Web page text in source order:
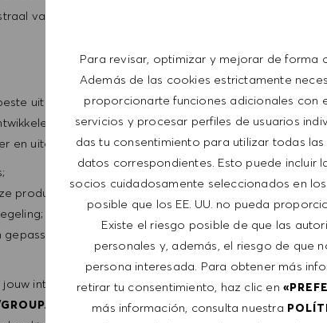
Para revisar, optimizar y mejorar de forma
Además de las cookies estrictamente
proporcionarte funciones adicionales con
servicios y procesar perfiles de usuarios
das tu consentimiento para utilizar todas
datos correspondientes. Esto puede incluir
socios cuidadosamente seleccionados en los
posible que los EE. UU. no pueda
Existe el riesgo posible de que las
personales y, además, el riesgo de que
persona interesada. Para obtener más
retirar tu consentimiento, haz clic en
más información, consulta nuestra
van 30 kilometer van Schoten
uit jezelf te halen in een internationale omgeving en
en door te groeien. Dit uiteraard met behulp
en uitgebreide sales trainingen (HUGO BOSS
producten;
gepassioneerd team;
interesse gewekt en wil jij deel uitmaken van ons
EN/CAREERselecteer de